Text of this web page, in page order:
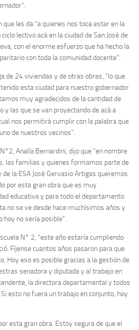
les da “a quienes nos toca estar en la
lectivo acá en la ciudad de San José de
con el enorme esfuerzo que ha hecho la
con toda la comunidad docente”.
de 24 viviendas y de otras obras, “lo que
esta ciudad para nuestro gobernador
muy agradecidos de la cantidad de
y las que se van proyectando de acá a
nos permitirá cumplir con la palabra que
de nuestros vecinos”.
Analía Bernardini, dijo que “en nombre
las familias y quienes formamos parte de
la ESA José Gervasio Artigas queremos
por esta gran obra que es muy
educativa y para todo el departamento
no se ve desde hace muchísimos años y
no sería posible”.
N° 2, “este año estaría cumpliendo
Fíjense cuantos años pasaron para que
Hoy eso es posible gracias a la gestión de
senadora y diputada y al trabajo en
la directora departamental y todos
esto no fuera un trabajo en conjunto, hoy
esta gran obra. Estoy segura de que el